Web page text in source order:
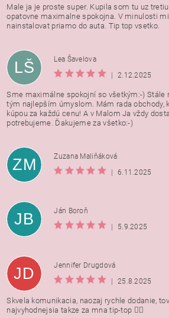
Male ja je proste super. Kupila som tu uz
opatovne maximalne spokojna. V minulosti
nainstalovat priamo do auta. Tip top vsetko.
LŠ
Lea Šavelova
|
2.12.2025
Sme maximálne spokojní so všetkým:-) Stále
tým najlepším úmyslom. Mám rada obchody,
kúpou za každú cenu! A v Malom Ja vždy
potrebujeme. Ďakujeme za všetko:-)
ZM
Zuzana Maliňáková
|
6.11.2025
JB
Ján Boroň
|
5.9.2025
JD
Jennifer Drugdová
|
25.8.2025
Skvela komunikacia, naozaj rychle dodanie,
najvyhodnejsia takze za mna tip-top 👍🏻